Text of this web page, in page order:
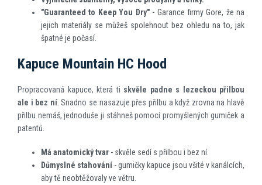
"Guaranteed to Keep You Dry" -Garance firmy Gore, že na
jejich materiály se můžeš spolehnout bez ohledu na to, jak
špatné je počasí.
Kapuce Mountain HC Hood
Propracovaná kapuce, která ti skvěle padne s lezeckou přilbou
ale i bez ní. Snadno se nasazuje přes přilbu a když zrovna na hlavě
přilbu nemáš, jednoduše ji stáhneš pomocí promyšlených gumiček a
patentů.
Má anatomický tvar - skvěle sedí s přilbou i bez ní.
Důmyslné stahování - gumičky kapuce jsou všité v kanálcích,
aby tě neobtěžovaly ve větru.